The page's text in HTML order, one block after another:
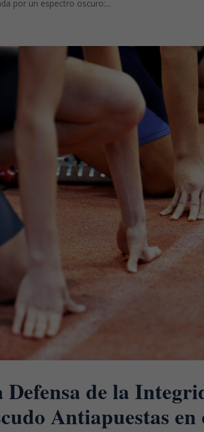
por un espectro oscuro:...
Defensa de la
Antiapuestas